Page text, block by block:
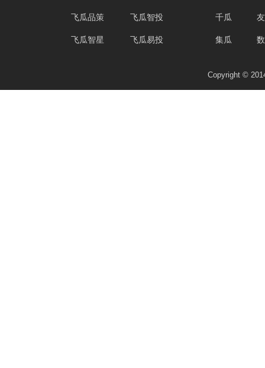
飞瓜品策
飞瓜智星
飞瓜智投
飞瓜易投
千瓜
集瓜
Copyright ©